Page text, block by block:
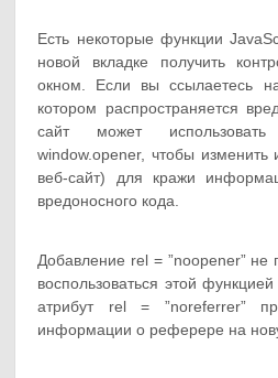
Есть некоторые функции
новой вкладке получить
окном. Если вы ссылаетесь
котором распространяется
сайт может
window.opener, чтобы
веб-сайт) для кражи
вредоносного кода.
Добавление rel = ”noopener” не
воспользоваться этой
атрибут rel = ”noreferrer”
информации о реферере на